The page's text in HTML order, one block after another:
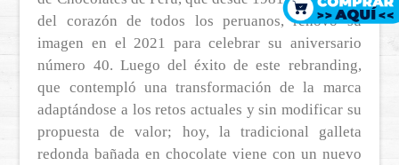
del corazón de todos los peruanos, renovó su
imagen en el 2021 para celebrar su aniversario
número 40. Luego del éxito de este rebranding,
que contempló una transformación de la marca
adaptándose a los retos actuales y sin modificar su
propuesta de valor; hoy, la tradicional galleta
redonda bañada en chocolate viene con un nuevo